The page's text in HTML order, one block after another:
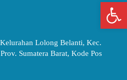
Lolong Belanti, Kec.
Sumatera Barat, Kode Pos